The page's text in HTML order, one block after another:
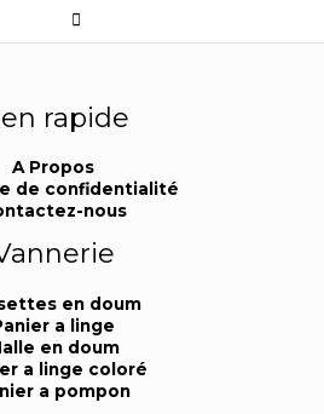
rapide
A Propos
de confidentialité
nous
en doum
a linge
en doum
a linge coloré
a pompon